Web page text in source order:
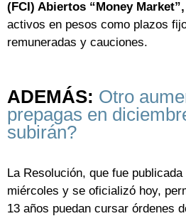
(FCI) Abiertos “Money Market”,
activos en pesos como plazos
remuneradas y cauciones.
ADEMÁS: Otro
prepagas en
subirán?
La Resolución, que fue
miércoles y se oficializó hoy,
13 años puedan cursar órdenes